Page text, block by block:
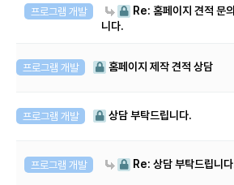
프로그램 개발
Re: 홈페이지 견적 문
니다.
프로그램 개발 홈페이지 제작 견적 상담
프로그램 개발 상담 부탁드립니다.
프로그램 개발 Re: 상담 부탁드립니